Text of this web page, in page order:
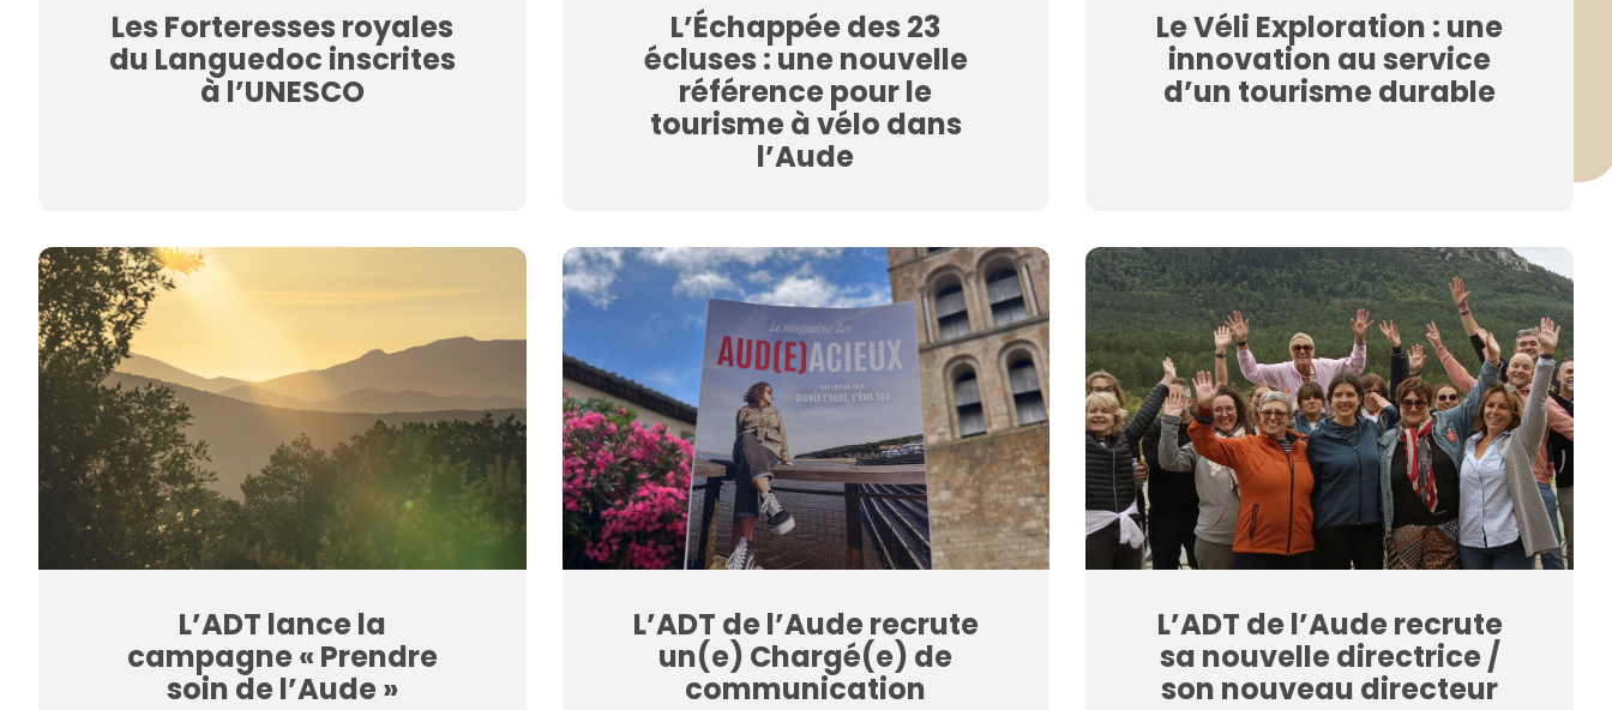
Les Forteresses royales
du Languedoc inscrites
à l’UNESCO
L’Échappée des 23
écluses : une nouvelle
référence pour le
tourisme à vélo dans
l’Aude
Le Véli Exploration : une
innovation au service
d’un tourisme durable
L’ADT lance la
campagne « Prendre
soin de l’Aude »
L’ADT de l’Aude recrute
un(e) Chargé(e) de
communication
L’ADT de l’Aude recrute
sa nouvelle directrice /
son nouveau directeur